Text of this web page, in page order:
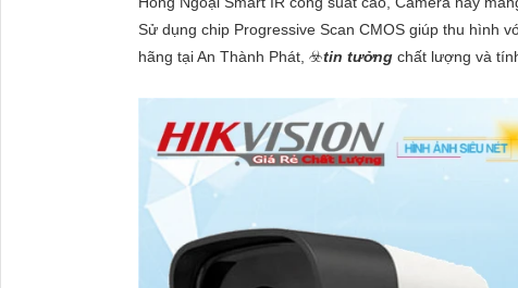
Sử dụng chip Progressive Scan CMOS giúp thu hình
hãng tại An Thành Phát, ☣️tin tưởng chất lượng và